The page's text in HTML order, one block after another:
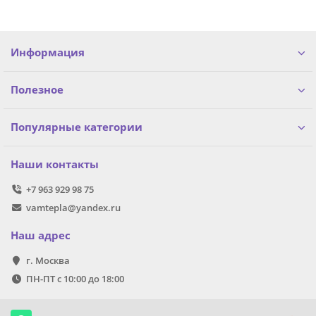
Информация
Полезное
Популярные категории
Наши контакты
+7 963 929 98 75
vamtepla@yandex.ru
Наш адрес
г. Москва
ПН-ПТ с 10:00 до 18:00